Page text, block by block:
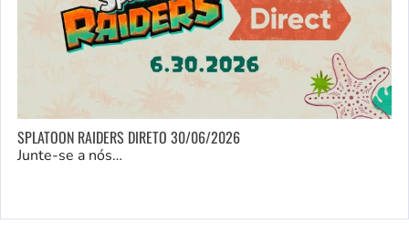
SPLATOON RAIDERS DIRETO 30/06/2026
Junte-se a nós…